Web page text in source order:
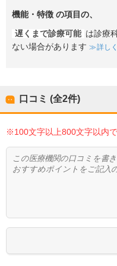
機能・特徴 の項目の、
遅くまで診療可能 は診療
ない場合があります
詳し
口コミ (全2件)
※100文字以上800文字以内